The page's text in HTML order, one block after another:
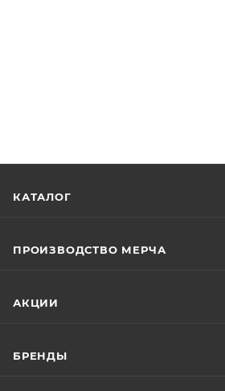
КАТАЛОГ
ПРОИЗВОДСТВО МЕРЧА
АКЦИИ
БРЕНДЫ